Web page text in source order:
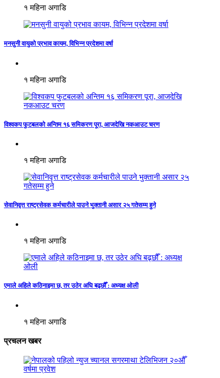
१ महिना अगाडि
मनसुनी वायुको प्रभाव कायम, विभिन्न प्रदेशमा वर्षा
१ महिना अगाडि
विश्वकप फुटबलको अन्तिम १६ समिकरण पूरा, आजदेखि नकआउट चरण
१ महिना अगाडि
सेवानिवृत्त राष्ट्रसेवक कर्मचारीले पाउने भुक्तानी असार २५ गतेसम्म हुने
१ महिना अगाडि
एमाले अहिले कठिनाइमा छ, तर उठेर अघि बढ्छौँ : अध्यक्ष ओली
१ महिना अगाडि
प्रचलन खबर